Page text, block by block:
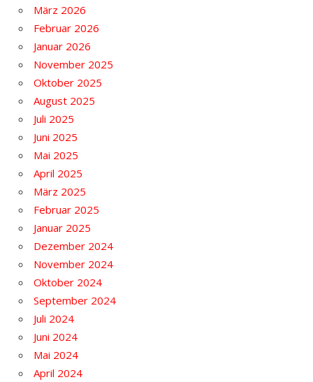
März 2026
Februar 2026
Januar 2026
November 2025
Oktober 2025
August 2025
Juli 2025
Juni 2025
Mai 2025
April 2025
März 2025
Februar 2025
Januar 2025
Dezember 2024
November 2024
Oktober 2024
September 2024
Juli 2024
Juni 2024
Mai 2024
April 2024